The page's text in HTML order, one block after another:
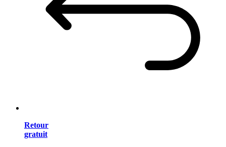
Retour
gratuit